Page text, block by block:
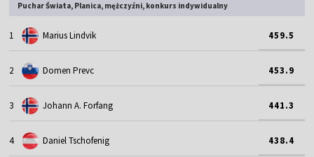
Puchar Świata, Planica, mężczyźni, konkurs indywidualny
1 Marius Lindvik 459.5
2 Domen Prevc 453.9
3 Johann A. Forfang 441.3
4 Daniel Tschofenig 438.4